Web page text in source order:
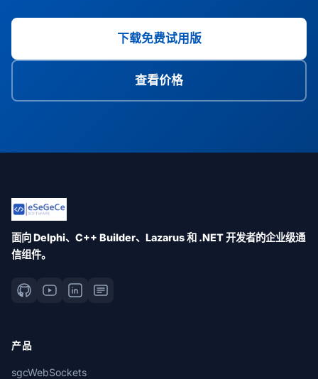
下载免费试用版
查看价格
面向 Delphi、C++ Builder、Lazarus 和 .NET 开发者的企业级通
信组件。
产品
sgcWebSockets